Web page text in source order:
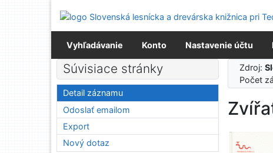
Prejsť na menu
Prehlásenie o webovej prístupnosti
Vyhľadávanie Konto Nastavenie účtu
Zdroj:
Počet
Súvisiace stránky
Detail záznamu
Odoslať emailom
Export
Nový dotaz